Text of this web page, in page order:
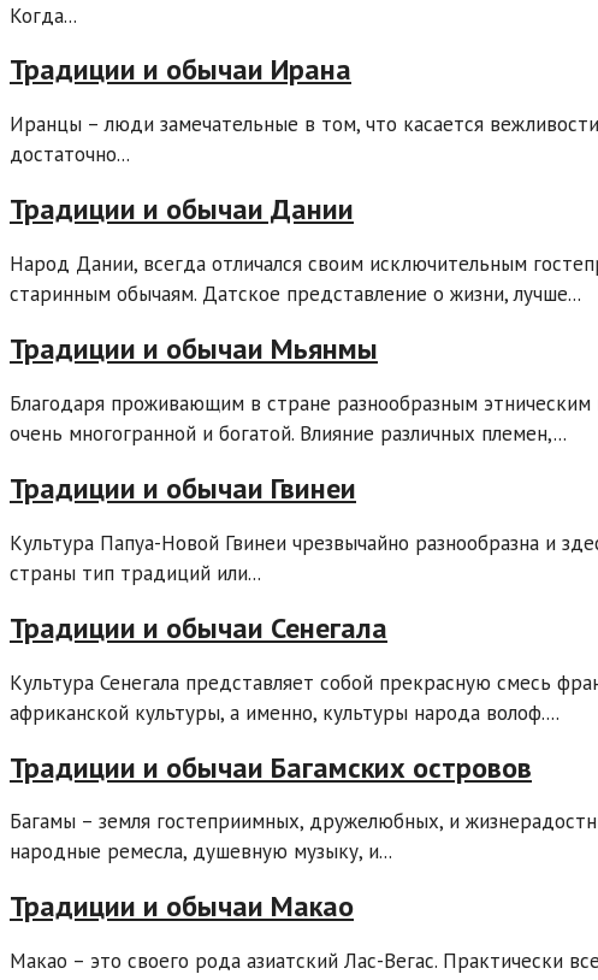
Когда...
Традиции и обычаи Ирана
Иранцы – люди замечательные в том, что касается
достаточно...
Традиции и обычаи Дании
Народ Дании, всегда отличался своим исключительным
старинным обычаям. Датское представление о жизни, лучше...
Традиции и обычаи Мьянмы
Благодаря проживающим в стране разнообразным
очень многогранной и богатой. Влияние различных племен,...
Традиции и обычаи Гвинеи
Культура Папуа-Новой Гвинеи чрезвычайно разнообразна и
страны тип традиций или...
Традиции и обычаи Сенегала
Культура Сенегала представляет собой прекрасную смесь
африканской культуры, а именно, культуры народа волоф....
Традиции и обычаи Багамских островов
Багамы – земля гостеприимных, дружелюбных, и
народные ремесла, душевную музыку, и...
Традиции и обычаи Макао
Макао – это своего рода азиатский Лас-Вегас. Практически